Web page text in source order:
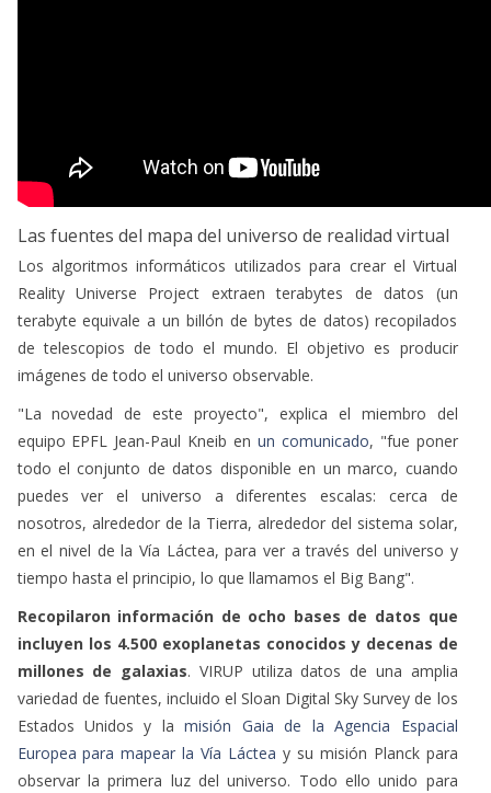
Las fuentes del mapa del universo de realidad virtual
Los algoritmos informáticos utilizados para crear el Virtual
Reality Universe Project extraen terabytes de datos (un
terabyte equivale a un billón de bytes de datos) recopilados
de telescopios de todo el mundo. El objetivo es producir
imágenes de todo el universo observable.
"La novedad de este proyecto", explica el miembro del
equipo EPFL Jean-Paul Kneib en un comunicado, "fue poner
todo el conjunto de datos disponible en un marco, cuando
puedes ver el universo a diferentes escalas: cerca de
nosotros, alrededor de la Tierra, alrededor del sistema solar,
en el nivel de la Vía Láctea, para ver a través del universo y
tiempo hasta el principio, lo que llamamos el Big Bang".
Recopilaron información de ocho bases de datos que
incluyen los 4.500 exoplanetas conocidos y decenas de
millones de galaxias. VIRUP utiliza datos de una amplia
variedad de fuentes, incluido el Sloan Digital Sky Survey de los
Estados Unidos y lamisión Gaia de la Agencia Espacial
Europea para mapear la Vía Láctea y su misión Planck para
observar la primera luz del universo. Todo ello unido para